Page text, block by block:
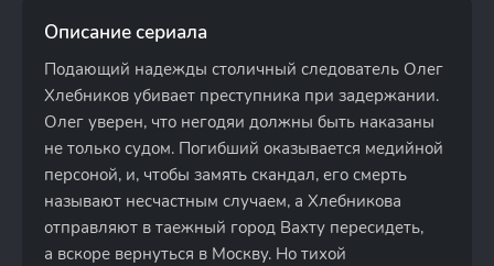
Описание сериала
Подающий надежды столичный следователь Олег
Хлебников убивает преступника при задержании.
Олег уверен, что негодяи должны быть наказаны
не только судом. Погибший оказывается медийной
персоной, и, чтобы замять скандал, его смерть
называют несчастным случаем, а Хлебникова
отправляют в таежный город Вахту пересидеть,
а вскоре вернуться в Москву. Но тихой